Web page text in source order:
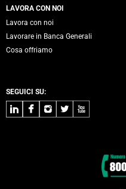
LAVORA CON NOI
Lavora con noi
Lavorare in Banca Generali
Cosa offriamo
SEGUICI SU:
LinkedInFacebook
Instagram
TwitterYoutube